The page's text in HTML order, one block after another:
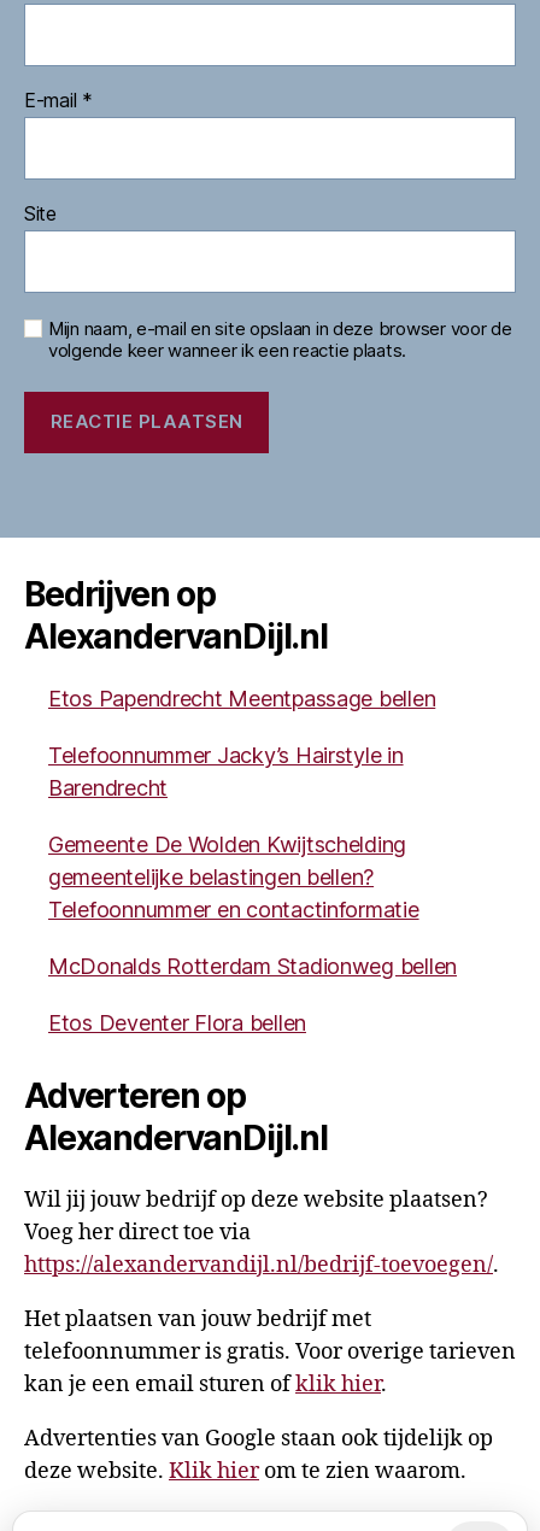
E-mail *
Site
Mijn naam, e-mail en site opslaan in deze browser voor de
volgende keer wanneer ik een reactie plaats.
Bedrijven op
AlexandervanDijl.nl
Etos Papendrecht Meentpassage bellen
Telefoonnummer Jacky’s Hairstyle in
Barendrecht
Gemeente De Wolden Kwijtschelding
gemeentelijke belastingen bellen?
Telefoonnummer en contactinformatie
McDonalds Rotterdam Stadionweg bellen
Etos Deventer Flora bellen
Adverteren op
AlexandervanDijl.nl
Wil jij jouw bedrijf op deze website plaatsen?
Voeg her direct toe via
https://alexandervandijl.nl/bedrijf-toevoegen/.
Het plaatsen van jouw bedrijf met
telefoonnummer is gratis. Voor overige tarieven
kan je een email sturen ofklik hier.
Advertenties van Google staan ook tijdelijk op
deze website. Klik hierom te zien waarom.